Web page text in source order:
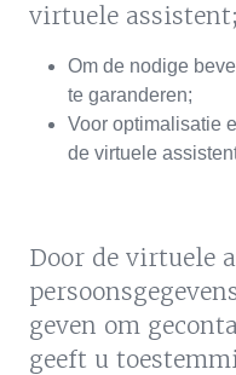
virtuele assistent;
Om de nodige
te garanderen;
Voor optimalisatie
de virtuele
Door de virtuele
geven om
geeft u